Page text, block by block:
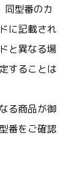
同型番のカ
に記載され
と異なる場
することは
る商品が御
番をご確認